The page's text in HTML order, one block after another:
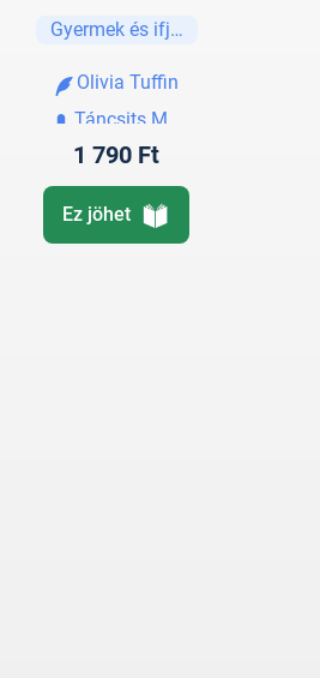
titokzatos póni
Gyermek és ifjúsági
Olivia Tuffin
Táncsits Maja
1 790 Ft
Ez jöhet